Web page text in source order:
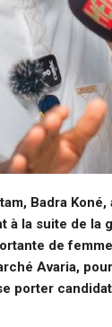
Badra
la suite de la
de
Avaria,
porter